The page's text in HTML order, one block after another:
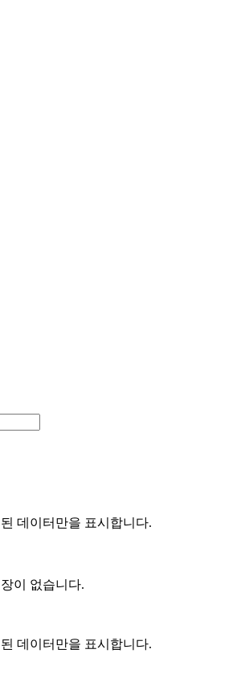
데이터만을 표시합니다.
이 없습니다.
데이터만을 표시합니다.